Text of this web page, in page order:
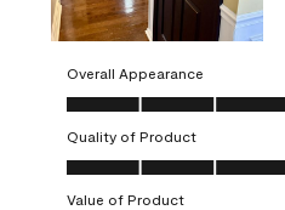
Overall Appearance
Overall Appearance, 4.0 out of 5
Quality of Product
Quality of Product, 4.0 out of 5
Value of Product